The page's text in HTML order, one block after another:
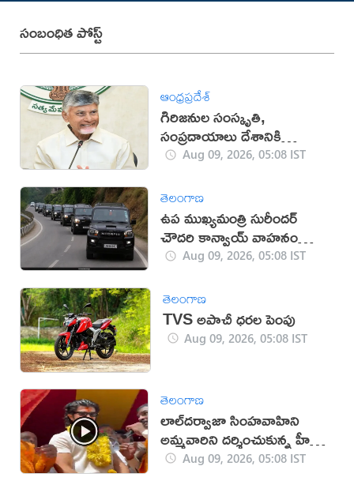
సంబంధిత పోస్ట్
ఆంధ్రప్రదేశ్
గిరిజనుల సంస్కృతి,
సంప్రదాయాలు దేశానికి
గర్వకారణం: సీఎం చంద్రబాబు
Aug 09, 2026, 05:08 IST
తెలంగాణ
ఉప ముఖ్యమంత్రి సురీందర్
చౌదరి కాన్వాయ్ వాహనం
ఢీకొని వ్యక్తి మృతి!
Aug 09, 2026, 05:08 IST
తెలంగాణ
TVS అపాచీ ధరల పెంపు
Aug 09, 2026, 05:08 IST
తెలంగాణ
లాల్‌దర్వాజా సింహవాహిని
అమ్మవారిని దర్శించుకున్న హీరో
విజయ్‌Aug 09, 2026, 05:08 IST